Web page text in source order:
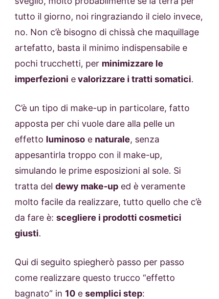
tutto il giorno, noi ringraziando il cielo invece,
no. Non c’è bisogno di chissà che maquillage
artefatto, basta il minimo indispensabile e
pochi trucchetti, per minimizzare le
imperfezioni evalorizzare i tratti somatici.
C’è un tipo di make-up in particolare, fatto
apposta per chi vuole dare alla pelle un
effetto luminoso e naturale, senza
appesantirla troppo con il make-up,
simulando le prime esposizioni al sole. Si
tratta del dewy make-up ed è veramente
molto facile da realizzare, tutto quello che c’è
da fare è: scegliere i prodotti cosmetici
giusti.
Qui di seguito spiegherò passo per passo
come realizzare questo trucco “effetto
bagnato” in 10 e semplici step: